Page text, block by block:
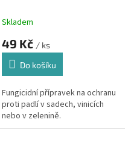
Skladem
49 Kč / ks
Do košíku
Fungicidní přípravek na ochranu
proti padlí v sadech, vinicích
nebo v zelenině.